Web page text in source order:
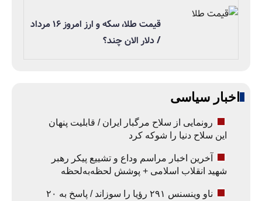
قیمت طلا، سکه و ارز امروز ۱۶ مرداد
/ دلار الان چند؟
اخبار سیاسی
رونمایی از سلاح مرگبار ایران / قابلیت پنهان
این سلاح دنیا را شوکه کرد
آخرین اخبار مراسم وداع و تشییع پیکر رهبر
شهید انقلاب اسلامی + پوشش لحظه‌به‌لحظه
ناو وینسنس ۲۹۱ رؤیا را سوزاند / پاسخ به ۲۰